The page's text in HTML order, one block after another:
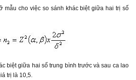
mẫu cho việc so sánh khác biệt giữa hai trị số
biệt giữa hai số trung bình trước và sau ca lao
trị là 10,5.